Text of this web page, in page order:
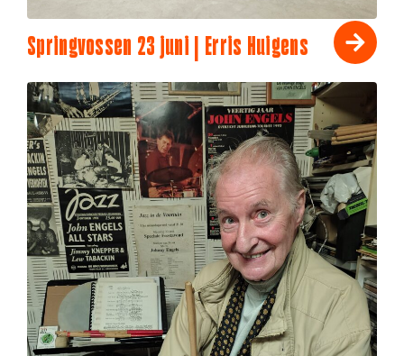
Springvossen 23 juni | Erris Huigens